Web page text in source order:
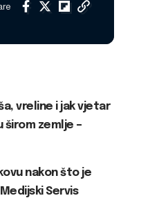
vreline i jak vjetar
širom zemlje –
nakon što je
Servis